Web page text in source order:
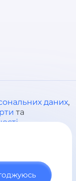
даних,
та